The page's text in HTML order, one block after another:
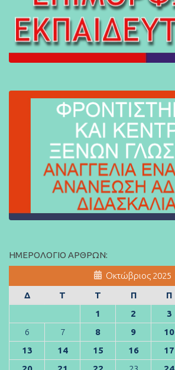
ΗΜΕΡΟΛΌΓΙΟ ΆΡΘΡΩΝ:
Οκτώβριος 2025
Δ
Τ Τ Π Π
1
2 3
6
7 8 9 10
13
14 15 16 17